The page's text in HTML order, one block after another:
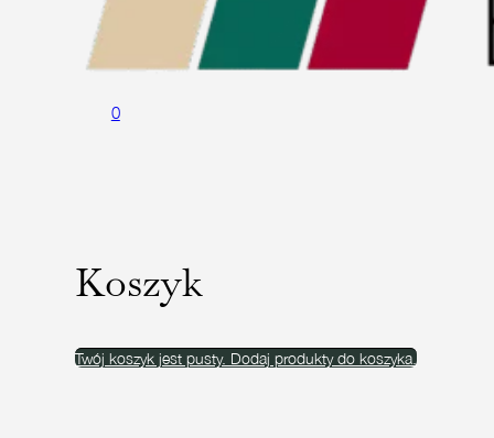
0
Koszyk
Twój koszyk jest pusty. Dodaj produkty do koszyka.